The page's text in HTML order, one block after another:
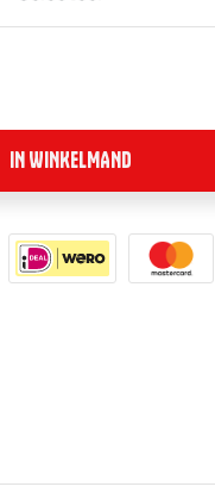
IN WINKELMAND